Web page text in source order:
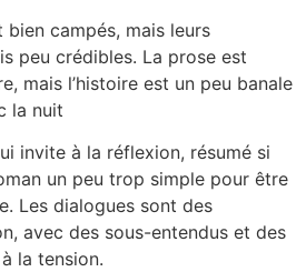
bien campés, mais leurs
peu crédibles. La prose est
mais l’histoire est un peu banale
la nuit
invite à la réflexion, résumé si
un peu trop simple pour être
Les dialogues sont des
avec des sous-entendus et des
la tension.